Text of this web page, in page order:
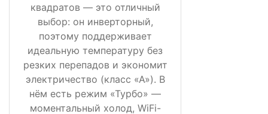
квадратов — это отличный
выбор: он инверторный,
поэтому поддерживает
идеальную температуру без
резких перепадов и экономит
электричество (класс «А»). В
нём есть режим «Турбо» —
моментальный холод, WiFi-